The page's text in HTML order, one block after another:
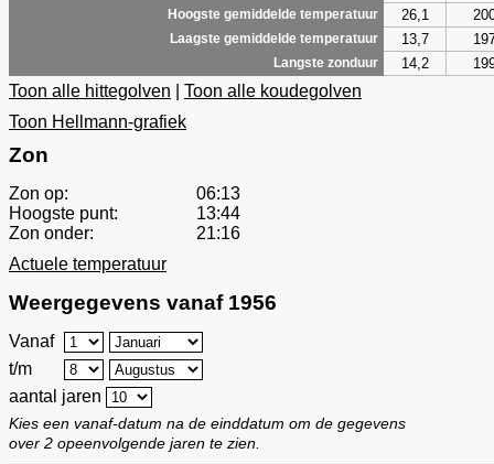
Hoogste gemiddelde temperatuur 26,1
Laagste gemiddelde temperatuur 13,7
Langste zonduur 14,2
Toon alle hittegolven
Toon alle koudegolven
Toon Hellmann-grafiek
Zon
Zon op:
06:13
Hoogste punt:
13:44
Zon onder:
21:16
Actuele temperatuur
Weergegevens vanaf 1956
Vanaf
t/m
aantal jaren
Kies een vanaf-datum na de einddatum om de gegevens
over 2 opeenvolgende jaren te zien.